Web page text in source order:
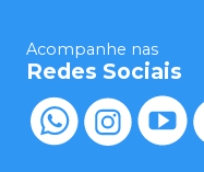
Acompanhe nas
Redes Sociais